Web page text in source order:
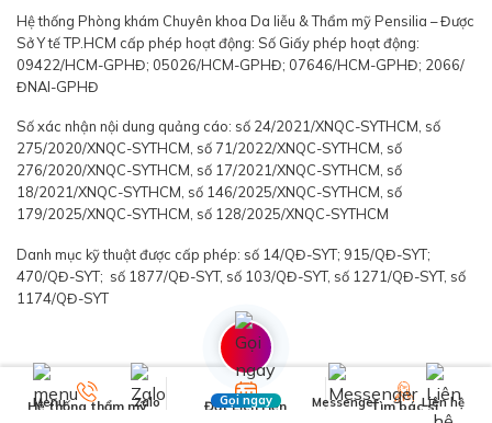
Hệ thống Phòng khám Chuyên khoa Da liễu & Thẩm mỹ Pensilia – Được
Sở Y tế TP.HCM cấp phép hoạt động: Số Giấy phép hoạt động:
09422/HCM-GPHĐ; 05026/HCM-GPHĐ; 07646/HCM-GPHĐ; 2066/
ĐNAI-GPHĐ
Số xác nhận nội dung quảng cáo: số 24/2021/XNQC-SYTHCM, số
275/2020/XNQC-SYTHCM, số 71/2022/XNQC-SYTHCM, số
276/2020/XNQC-SYTHCM, số 17/2021/XNQC-SYTHCM, số
18/2021/XNQC-SYTHCM, số 146/2025/XNQC-SYTHCM, số
179/2025/XNQC-SYTHCM, số 128/2025/XNQC-SYTHCM
Danh mục kỹ thuật được cấp phép: số 14/QĐ-SYT; 915/QĐ-SYT;
470/QĐ-SYT; số 1877/QĐ-SYT, số 103/QĐ-SYT, số 1271/QĐ-SYT, số
1174/QĐ-SYT
Hệ thống thẩm mỹ Đặt Lịch Hẹn Tìm bác sĩ
Menu Zalo Gọi ngay Messenger Liên hệ